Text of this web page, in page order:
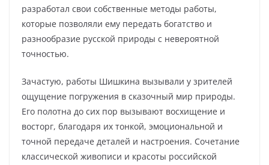
разработал свои собственные методы работы,
которые позволяли ему передать богатство и
разнообразие русской природы с невероятной
точностью.
Зачастую, работы Шишкина вызывали у зрителей
ощущение погружения в сказочный мир природы.
Его полотна до сих пор вызывают восхищение и
восторг, благодаря их тонкой, эмоциональной и
точной передаче деталей и настроения. Сочетание
классической живописи и красоты российской